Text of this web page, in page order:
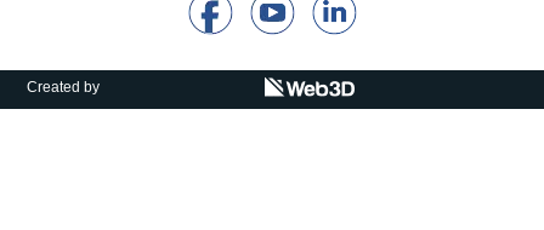
Created by